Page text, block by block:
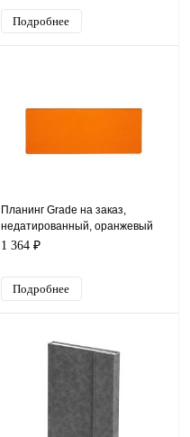
Подробнее
Планинг Grade на заказ,
недатированный, оранжевый
1 364 ₽
Подробнее